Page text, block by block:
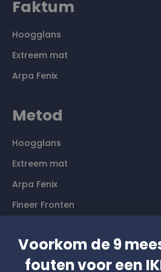
Faktum
Hoogglans
Extreem mat
Arpa Fenix
Metod
Hoogglans
Extreem mat
Arpa Fenix
Fineer Fronten
Contact
Voorkom de 9
fouten voor een